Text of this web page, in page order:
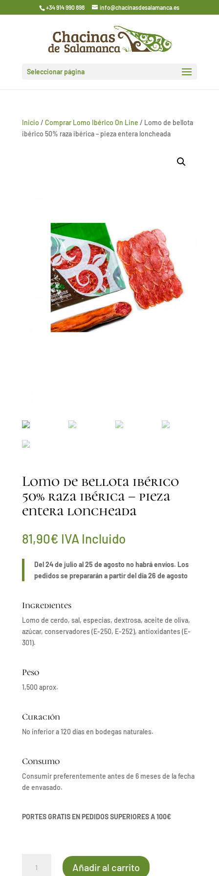
+34 914 990 898 info@chacinasdesalamanca.es
Seleccionar página
Inicio / Comprar Lomo Ibérico On Line / Lomo de bellota
ibérico 50% raza ibérica – pieza entera loncheada
Lomo de bellota ibérico
50% raza ibérica – pieza
entera loncheada
81,90€ IVA Incluido
Del 24 de julio al 25 de agosto no habrá envíos. Los
pedidos se prepararán a partir del día 26 de agosto
Ingredientes
Lomo de cerdo, sal, especias, dextrosa, aceite de oliva,
azúcar, conservadores (E-250, E-252), antioxidantes (E-
301).
Peso
1,500 aprox.
Curación
No inferior a 120 días en bodegas naturales.
Consumo
Consumir preferentemente antes de 6 meses de la fecha
de envasado.
PORTES GRATIS EN PEDIDOS SUPERIORES A 100€
Añadir al carrito